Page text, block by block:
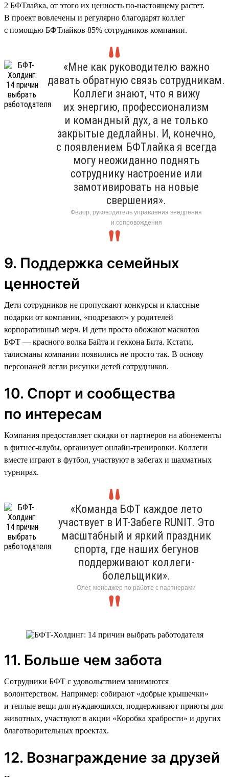
2 БФТлайка, от этого их ценность по-настоящему растет.
В проект вовлечены и регулярно благодарят коллег
с помощью БФТлайков 85% сотрудников компании.
«Мне как руководителю важно
давать обратную связь сотрудникам.
Коллеги знают, что я вижу
их энергию, профессионализм
и командный дух, а не только
закрытые дедлайны. И, конечно,
с появлением БФТлайка я всегда
могу неожиданно поднять
сотруднику настроение или
замотивировать на новые
свершения».
Фёдор, руководитель управления внедрения
и сопровождения
9. Поддержка семейных
ценностей
Дети сотрудников не пропускают конкурсы и классные
подарки от компании, «подрезают» у родителей
корпоративный мерч. И дети просто обожают маскотов
БФТ — красного волка Байта и геккона Бита. Кстати,
талисманы компании появились не просто так. В основу
персонажей легли рисунки детей сотрудников.
10. Спорт и сообщества
по интересам
Компания предоставляет скидки от партнеров на абонементы
в фитнес-клубы, организует онлайн-тренировки. Коллеги
вместе играют в футбол, участвуют в забегах и шахматных
турнирах.
«Команда БФТ каждое лето
участвует в ИТ-Забеге RUNIT. Это
масштабный и яркий праздник
спорта, где наших бегунов
поддерживают коллеги-
болельщики».
Олег, менеджер по работе с партнерами
11. Больше чем забота
Сотрудники БФТ с удовольствием занимаются
волонтерством. Например: собирают «добрые крышечки»
и теплые вещи для нуждающихся, поддерживают приюты для
животных, участвуют в акции «Коробка храбрости» и других
благотворительных проектах.
12. Вознаграждение за друзей